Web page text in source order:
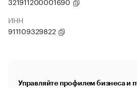
ИНН
911109329822
Управляйте профилем бизнеса и